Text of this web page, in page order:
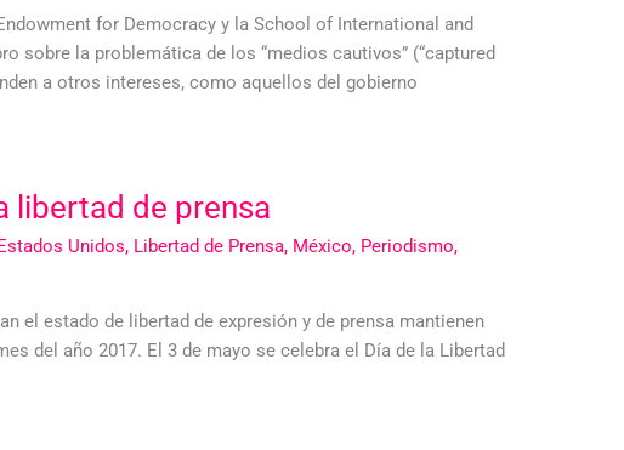
for Democracy y la School of International and
sobre la problemática de los “medios cautivos” (“captured
a otros intereses, como aquellos del gobierno
libertad de prensa
Estados Unidos, Libertad de Prensa, México, Periodismo,
el estado de libertad de expresión y de prensa mantienen
del año 2017. El 3 de mayo se celebra el Día de la Libertad